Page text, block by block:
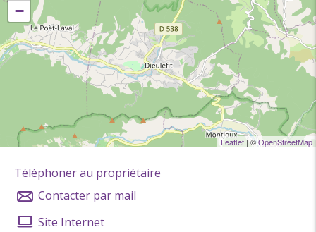
consultés sur place par les visiteurs et éventuellement
prêtés.
−
Leaflet | ©OpenStreetMap
Téléphoner au propriétaire
Contacter par mail
Site Internet